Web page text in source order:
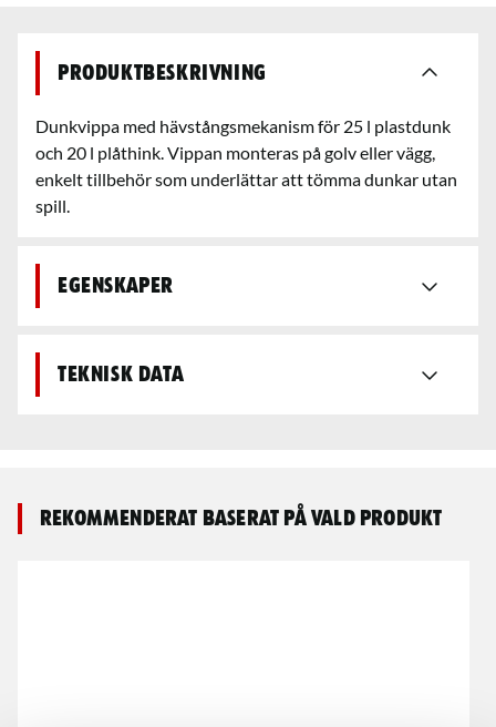
Produktbeskrivning
Dunkvippa med hävstångsmekanism för 25 l plastdunk
och 20 l plåthink. Vippan monteras på golv eller vägg,
enkelt tillbehör som underlättar att tömma dunkar utan
spill.
Egenskaper
Teknisk data
Rekommenderat baserat på vald produkt